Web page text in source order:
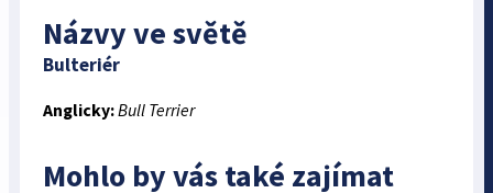
Názvy ve světě
Bulteriér
Anglicky:Bull Terrier
Mohlo by vás také zajímat